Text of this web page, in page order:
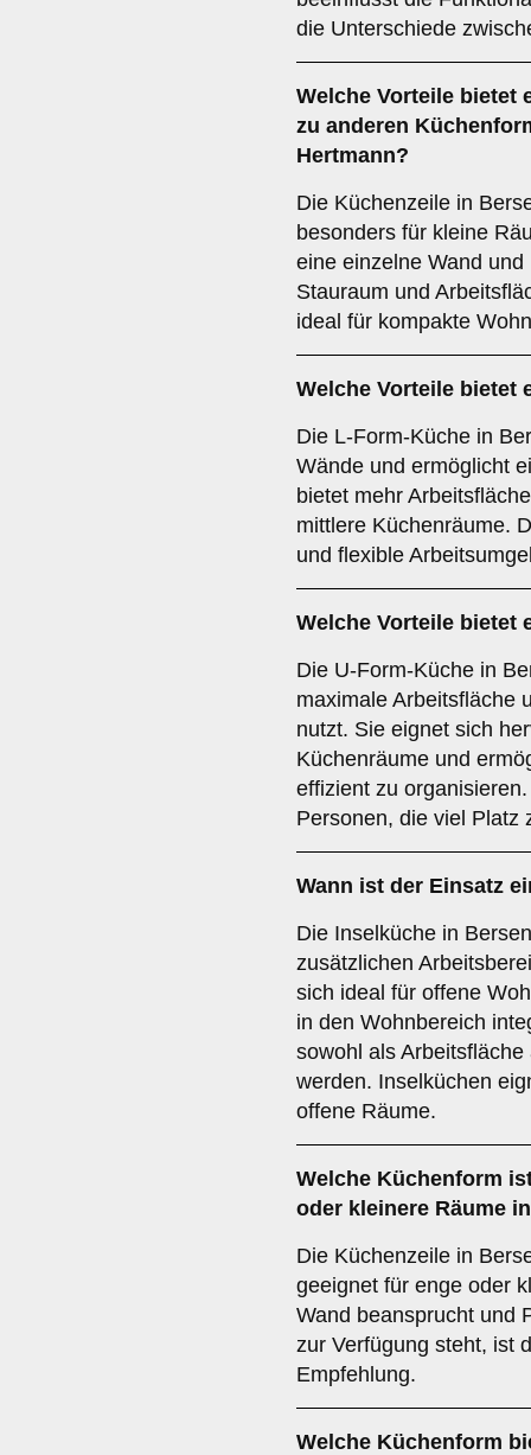
die Unterschiede
Welche Vorteile bietet
zu anderen
Hertmann?
Die Küchenzeile in
besonders für kleine
eine einzelne Wand
Stauraum und
ideal für kompakte
Welche Vorteile bietet
Die L-Form-Küche in
Wände und ermöglicht
bietet mehr
mittlere Küchenräume.
und flexible
Welche Vorteile bietet
Die U-Form-Küche in
maximale Arbeitsfläche
nutzt. Sie eignet sich
Küchenräume und
effizient zu
Personen, die viel Platz
Wann ist der Einsatz
Die Inselküche in
zusätzlichen
sich ideal für offene
in den Wohnbereich
sowohl als
werden. Inselküchen
offene Räume.
Welche Küchenform
oder kleinere Räume
Die Küchenzeile in
geeignet für enge oder
Wand beansprucht und
zur Verfügung steht, ist
Empfehlung.
Welche Küchenform